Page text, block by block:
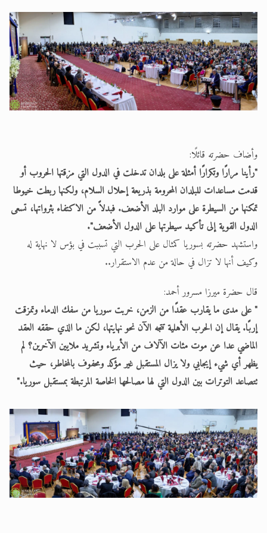
وأضاف حضرته قائلًا:
"رأينا مرارًا وتكرارًا أمثلة على بلدان تدخلت في الدول التي مزقتها الحروب أو
قدمت مساعدات للبلدان المحرومة بذريعة إحلال السلام، ولكنها ربطت خيوطا
تمكنها من السيطرة على موارد البلد الأضعف. فبدلاً من الاكتفاء بثرواتها، تسعى
الدول القوية إلى تأكيد سيطرتها على الدول الأضعف".
واستشهد حضرته بسوريا كمثال على الحرب التي تسببت في بؤس لا نهاية له
وكيف أنها لا تزال في حالة من عدم الاستقرار..
قال حضرة ميرزا مسرور أحمد:
" على مدى ما يقارب عقدًا من الزمن، خربت سوريا من سفك الدماء وتمزقت
إربًا. يقال إن الحرب الأهلية تتجه الآن نحو نهايتها، لكن ما الذي حققه العقد
الماضي عدا عن موت مئات الآلاف من الأبرياء وتشريد ملايين الآخرين؟ لم
يظهر أي شيء إيجابي ولا يزال المستقبل غير مؤكد ومحفوف بالمخاطر، حيث
تتصاعد التوترات بين الدول التي لها مصالحها الخاصة المرتبطة بمستقبل سوريا."